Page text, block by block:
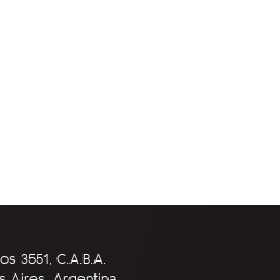
3551, C.A.B.A.